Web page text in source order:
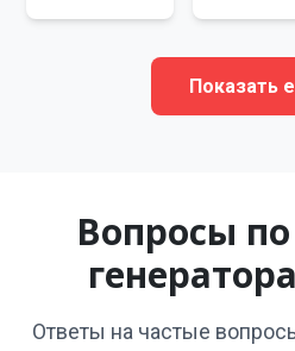
Показать
Вопросы
Ответы на частые